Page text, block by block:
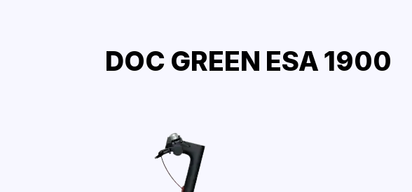
DOC GREEN ESA 1900